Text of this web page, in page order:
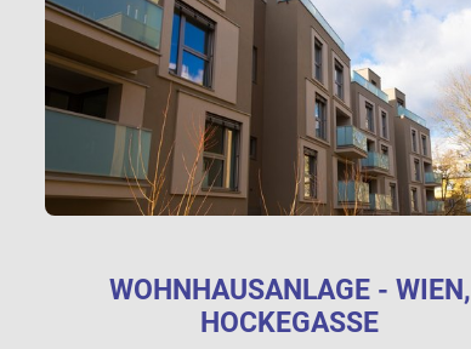
WOHNHAUSANLAGE - WIEN,
HOCKEGASSE